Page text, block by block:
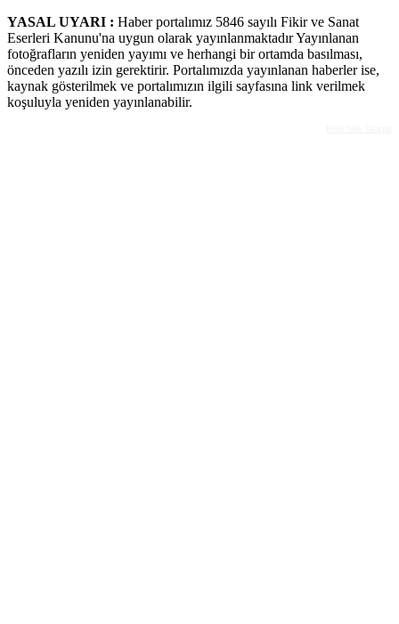
YASAL UYARI : Haber portalımız 5846 sayılı Fikir ve Sanat
Eserleri Kanunu'na uygun olarak yayınlanmaktadır Yayınlanan
fotoğrafların yeniden yayımı ve herhangi bir ortamda basılması,
önceden yazılı izin gerektirir. Portalımızda yayınlanan haberler ise,
kaynak gösterilmek ve portalımızın ilgili sayfasına link verilmek
koşuluyla yeniden yayınlanabilir.